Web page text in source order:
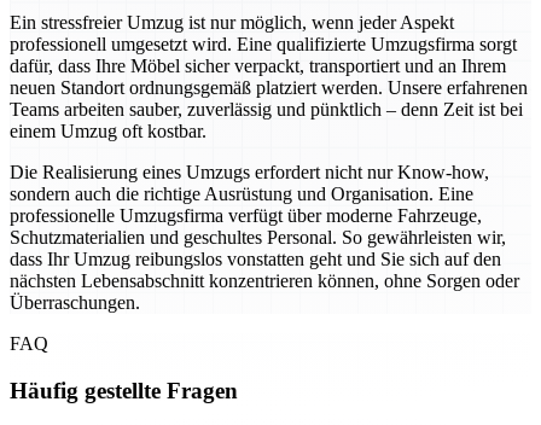
Ein stressfreier Umzug ist nur möglich, wenn jeder Aspekt
professionell umgesetzt wird. Eine qualifizierte Umzugsfirma sorgt
dafür, dass Ihre Möbel sicher verpackt, transportiert und an Ihrem
neuen Standort ordnungsgemäß platziert werden. Unsere erfahrenen
Teams arbeiten sauber, zuverlässig und pünktlich – denn Zeit ist bei
einem Umzug oft kostbar.
Die Realisierung eines Umzugs erfordert nicht nur Know-how,
sondern auch die richtige Ausrüstung und Organisation. Eine
professionelle Umzugsfirma verfügt über moderne Fahrzeuge,
Schutzmaterialien und geschultes Personal. So gewährleisten wir,
dass Ihr Umzug reibungslos vonstatten geht und Sie sich auf den
nächsten Lebensabschnitt konzentrieren können, ohne Sorgen oder
Überraschungen.
FAQ
Häufig gestellte Fragen